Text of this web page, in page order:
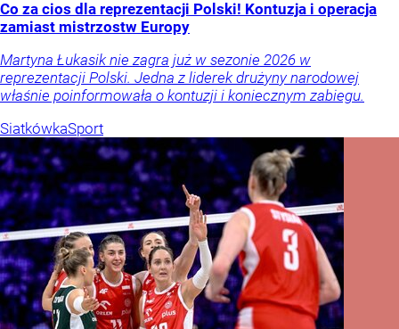
Co za cios dla reprezentacji Polski! Kontuzja i operacja
zamiast mistrzostw Europy
Martyna Łukasik nie zagra już w sezonie 2026 w
reprezentacji Polski. Jedna z liderek drużyny narodowej
właśnie poinformowała o kontuzji i koniecznym zabiegu.
SiatkówkaSport